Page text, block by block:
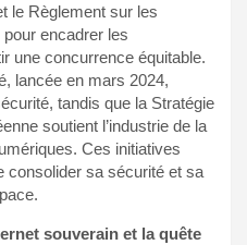
le Règlement sur les
encadrer les
une concurrence équitable.
lancée en mars 2024,
tandis que la Stratégie
soutient l’industrie de la
Ces initiatives
consolider sa sécurité et sa
souverain et la quête